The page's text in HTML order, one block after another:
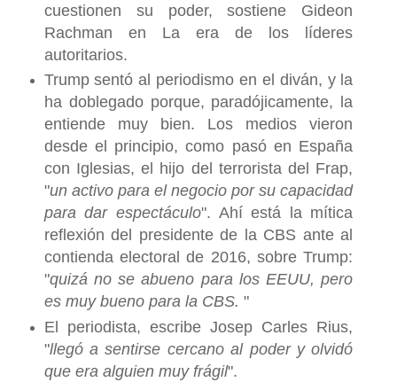
cuestionen su poder, sostiene Gideon
Rachman en La era de los líderes
autoritarios.
Trump sentó al periodismo en el diván, y la
ha doblegado porque, paradójicamente, la
entiende muy bien. Los medios vieron
desde el principio, como pasó en España
con Iglesias, el hijo del terrorista del Frap,
"un activo para el negocio por su capacidad
para dar espectáculo". Ahí está la mítica
reflexión del presidente de la CBS ante al
contienda electoral de 2016, sobre Trump:
"quizá no se abueno para los EEUU, pero
es muy bueno para la CBS. "
El periodista, escribe Josep Carles Rius,
"llegó a sentirse cercano al poder y olvidó
que era alguien muy frágil".